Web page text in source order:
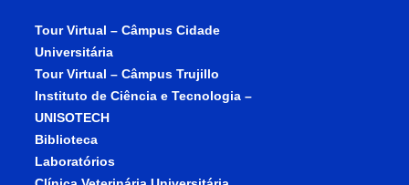
Tour Virtual – Câmpus Cidade
Universitária
Tour Virtual – Câmpus Trujillo
Instituto de Ciência e Tecnologia –
UNISOTECH
Biblioteca
Laboratórios